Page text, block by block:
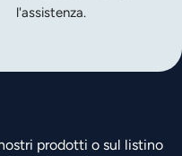
l'assistenza.
prodotti o sul listino